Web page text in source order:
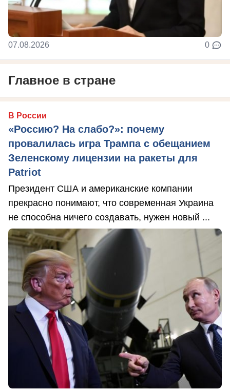
07.08.2026 0
Главное в стране
В России
«Россию? На слабо?»: почему
провалилась игра Трампа с обещанием
Зеленскому лицензии на ракеты для
Patriot
Президент США и американские компании
прекрасно понимают, что современная Украина
не способна ничего создавать, нужен новый ...